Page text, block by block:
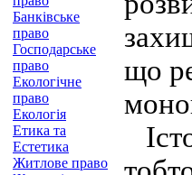
Банківське
право
Господарське
право
Екологічне
право
Екологія
Етика та
Естетика
Житлове право
що